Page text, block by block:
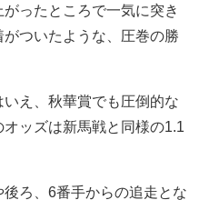
ったところで一気に突き
ついたような、圧巻の勝
え、秋華賞でも圧倒的な
ッズは新馬戦と同様の1.1
ろ、6番手からの追走とな